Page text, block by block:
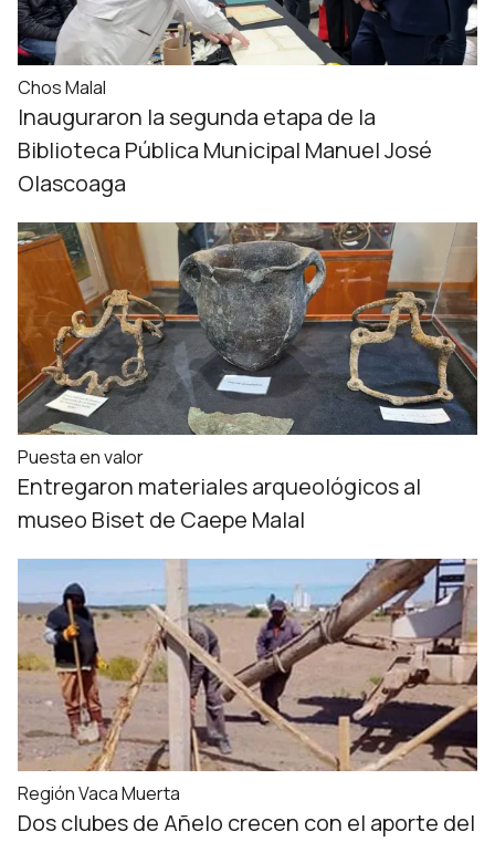
Chos Malal
Inauguraron la segunda etapa de la
Biblioteca Pública Municipal Manuel José
Olascoaga
Puesta en valor
Entregaron materiales arqueológicos al
museo Biset de Caepe Malal
Región Vaca Muerta
Dos clubes de Añelo crecen con el aporte del